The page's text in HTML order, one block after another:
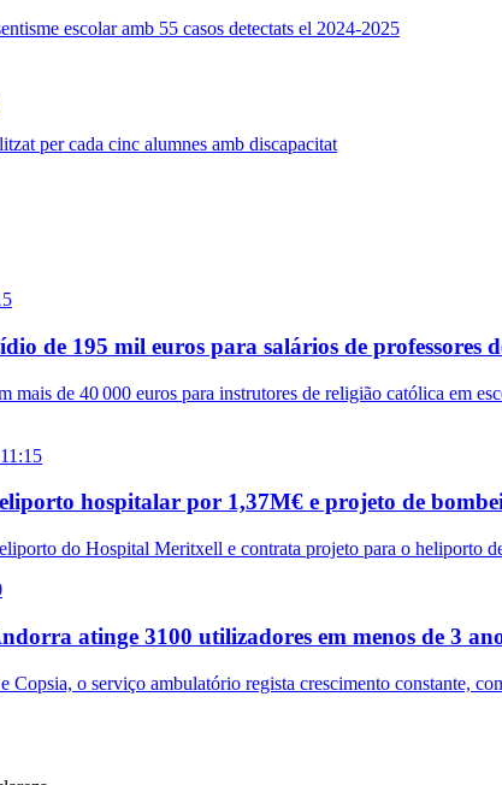
escolar amb 55 casos detectats el 2024-2025
per cada cinc alumnes amb discapacitat
de 195 mil euros para salários de professores
mais de 40 000 euros para instrutores de religião católica em
hospitalar por 1,37M€ e projeto de
do Hospital Meritxell e contrata projeto para o heliporto
atinge 3100 utilizadores em menos de 3
o serviço ambulatório regista crescimento constante,